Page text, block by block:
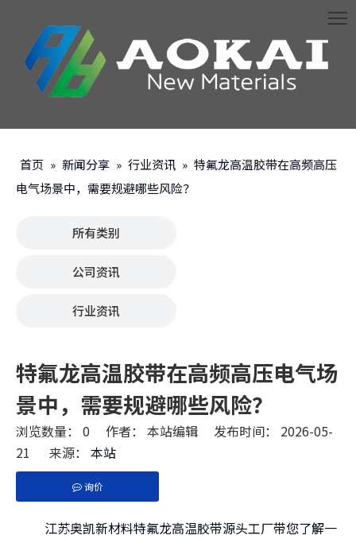
首页 » 新闻分享 » 行业资讯 » 特氟龙高温胶带在高频高压
电气场景中，需要规避哪些风险？
所有类别
公司资讯
行业资讯
特氟龙高温胶带在高频高压电气场
景中，需要规避哪些风险？
浏览数量： 0 作者： 本站编辑 发布时间： 2026-05-
21 来源： 本站
询价
江苏奥凯新材料特氟龙高温胶带源头工厂带您了解一